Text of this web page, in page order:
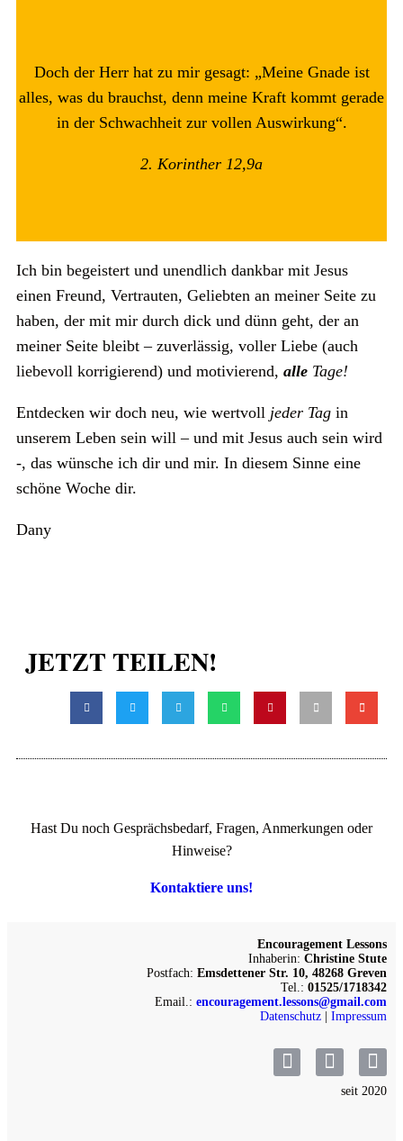
Doch der Herr hat zu mir gesagt: „Meine Gnade ist
alles, was du brauchst, denn meine Kraft kommt gerade
in der Schwachheit zur vollen Auswirkung“.
2. Korinther 12,9a
Ich bin begeistert und unendlich dankbar mit Jesus
einen Freund, Vertrauten, Geliebten an meiner Seite zu
haben, der mit mir durch dick und dünn geht, der an
meiner Seite bleibt – zuverlässig, voller Liebe (auch
liebevoll korrigierend) und motivierend, alle Tage!
Entdecken wir doch neu, wie wertvoll jeder Tag in
unserem Leben sein will – und mit Jesus auch sein wird
-, das wünsche ich dir und mir. In diesem Sinne eine
schöne Woche dir.
Dany
JETZT TEILEN!
Hast Du noch Gesprächsbedarf, Fragen, Anmerkungen oder
Hinweise?
Kontaktiere uns!
Encouragement Lessons
Inhaberin: Christine Stute
Postfach: Emsdettener Str. 10, 48268 Greven
Tel.: 01525/1718342
Email.: encouragement.lessons@gmail.com
Datenschutz
Impressum
seit 2020